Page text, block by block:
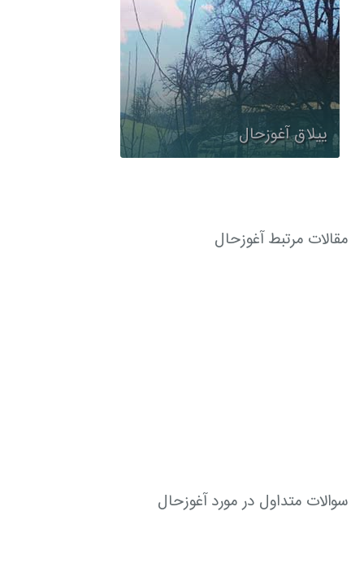
ییلاق آغوزحال
مقالات مرتبط آغوزحال
سوالات متداول در مورد آغوزحال